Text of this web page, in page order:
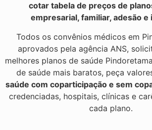
cotar tabela de preços de
empresarial, familiar, adesão e
Todos os convênios médicos em
aprovados pela agência ANS,
melhores planos de saúde
de saúde mais baratos, peça
saúde com coparticipação e sem
credenciadas, hospitais, clínicas e
cada plano.